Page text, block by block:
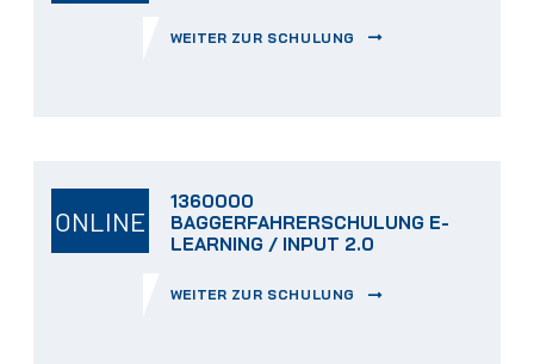
WEITER ZUR SCHULUNG
ONLINE
1360000
BAGGERFAHRERSCHULUNG E-
LEARNING / INPUT 2.0
WEITER ZUR SCHULUNG